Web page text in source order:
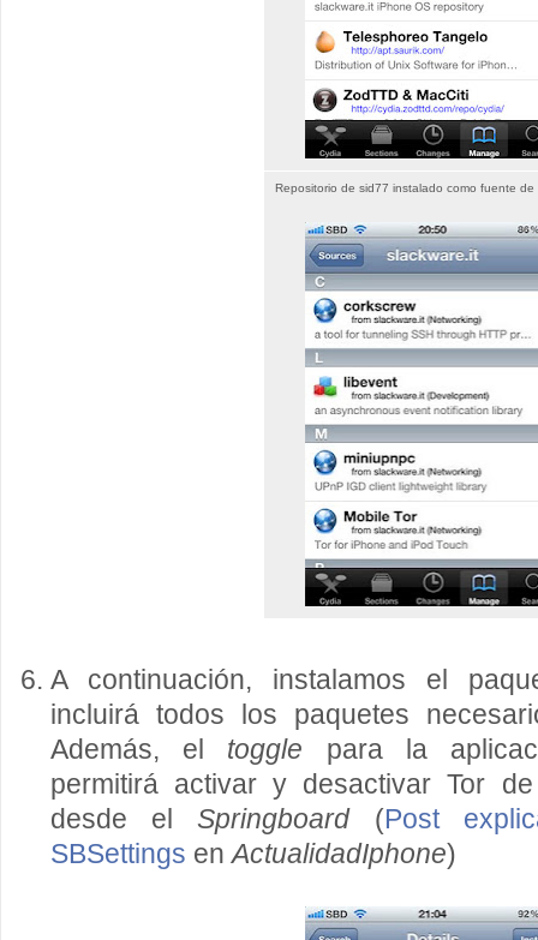
Repositorio de sid77 instalado como fuente
A continuación, instalamos el
incluirá todos los paquetes
Además, el toggle para la
permitirá activar y desactivar Tor
desde elSpringboard(Post
SBSettings enActualidadIphone)